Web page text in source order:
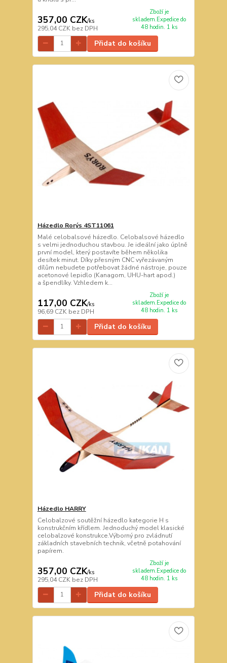
357,00 CZK/ks
295,04 CZK bez DPH
Zboží je
skladem.Expedice do
48 hodin. 1 ks
Přidat do košíku
Házedlo Rorýs 4ST11061
Malé celobalsové házedlo. Celobalsové házedlo
s velmi jednoduchou stavbou. Je ideální jako úplně
první model, který postavíte během několika
desítek minut. Díky přesným CNC vyřezávaným
dílům nebudete potřebovat žádné nástroje, pouze
acetonové lepidlo (Kanagom, UHU-hart apod.)
a špendlíky. Vzhledem k...
117,00 CZK/ks
96,69 CZK bez DPH
Zboží je
skladem.Expedice do
48 hodin. 1 ks
Přidat do košíku
Házedlo HARRY
Celobalzové soutěžní házedlo kategorie H s
konstrukčním křídlem. Jednoduchý model klasické
celobalzové konstrukce.Výborný pro zvládnutí
základních stavebních technik, včetně potahování
papírem.
357,00 CZK/ks
295,04 CZK bez DPH
Zboží je
skladem.Expedice do
48 hodin. 1 ks
Přidat do košíku